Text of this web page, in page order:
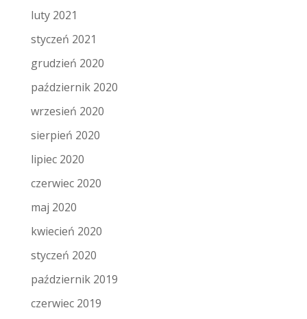
luty 2021
styczeń 2021
grudzień 2020
październik 2020
wrzesień 2020
sierpień 2020
lipiec 2020
czerwiec 2020
maj 2020
kwiecień 2020
styczeń 2020
październik 2019
czerwiec 2019